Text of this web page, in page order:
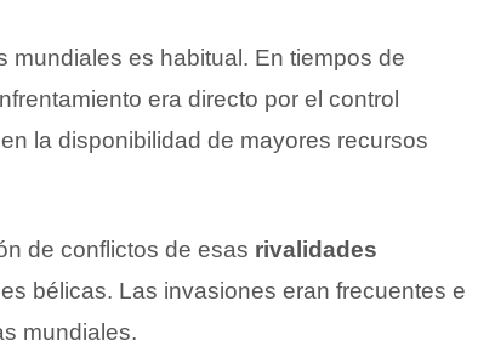
mundiales es habitual. En tiempos de
era directo por el control
la disponibilidad de mayores recursos
de conflictos de esas rivalidades
bélicas. Las invasiones eran frecuentes e
mundiales.